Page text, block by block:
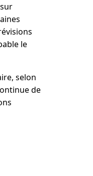
sur
le
selon
de